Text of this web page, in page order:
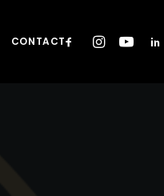
CONTACT